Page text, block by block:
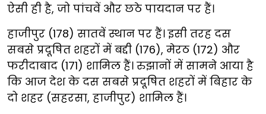
ऐसी ही है, जो पांचवें और छठे पायदान पर हैं।
हाजीपुर (178) सातवें स्थान पर हैं। इसी तरह दस
सबसे प्रदूषित शहरों में बद्दी (176), मेरठ (172) और
फरीदाबाद (171) शामिल हैं। रुझानों में सामने आया है
कि आज देश के दस सबसे प्रदूषित शहरों में बिहार के
दो शहर (सहरसा, हाजीपुर) शामिल हैं।